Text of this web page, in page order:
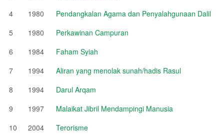
4
1980
Pendangkalan Agama dan Penyalahgunaan Dalil
5
1980
Perkawinan Campuran
6
1984
Faham Syiah
7
1994
Aliran yang menolak sunah/hadis Rasul
8
1994
Darul Arqam
9
1997
Malaikat Jibril Mendampingi Manusia
10
2004
Terorisme